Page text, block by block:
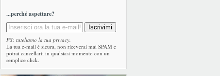
...perché aspettare?
PS: tuteliamo la tua privacy.
La tua e-mail è sicura, non riceverai mai SPAM e
potrai cancellarti in qualsiasi momento con un
semplice click.